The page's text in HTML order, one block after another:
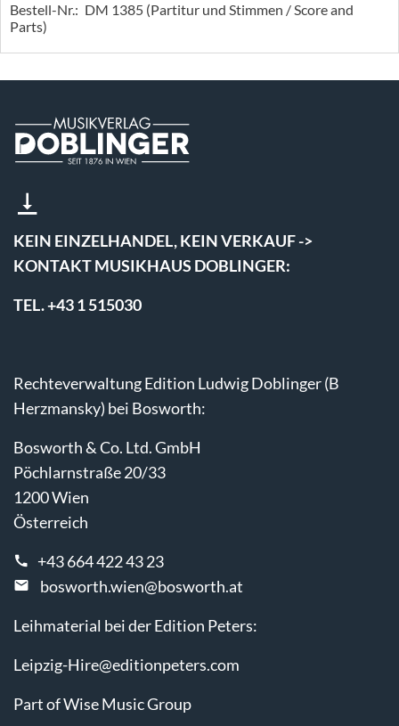
Bestell-Nr.: DM 1385 (Partitur und Stimmen / Score and
Parts)
KEIN EINZELHANDEL, KEIN VERKAUF ->
KONTAKT MUSIKHAUS DOBLINGER:
TEL. +43 1 515030
Rechteverwaltung Edition Ludwig Doblinger (B
Herzmansky) bei Bosworth:
Bosworth & Co. Ltd. GmbH
Pöchlarnstraße 20/33
1200 Wien
Österreich
+43 664 422 43 23
bosworth.wien@bosworth.at
Leihmaterial bei der Edition Peters:
Leipzig-Hire@editionpeters.com
Part of Wise Music Group